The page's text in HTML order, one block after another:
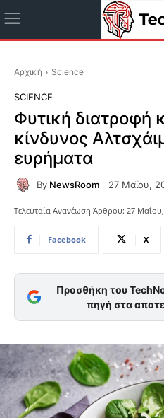
Αρχική Science
SCIENCE
Φυτική διατροφή
κίνδυνος
ευρήματα
By NewsRoom 27 Μαΐου,
Τελευταία Ανανέωση Άρθρου: 27
Facebook X
Προσθήκη του
πηγή στα